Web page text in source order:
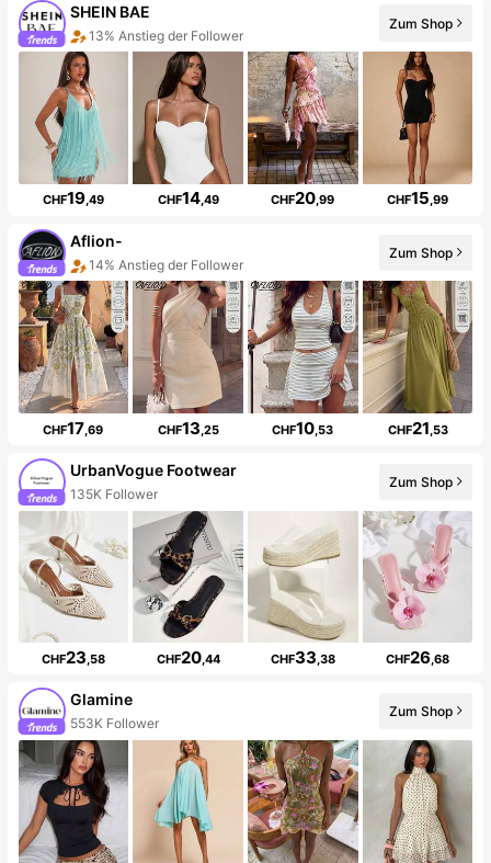
SHEIN BAE
13% Anstieg der Follower
Zum Shop
CHF19,49 CHF14,49 CHF20,99 CHF15,99
Aflion-
14% Anstieg der Follower
Zum Shop
CHF17 ,69 CHF13 ,25 CHF10 ,53 CHF21 ,53
UrbanVogue Footwear
135K Follower
Zum Shop
CHF23 ,58 CHF20,44 CHF33 ,38 CHF26 ,68
Glamine
553K Follower
Zum Shop